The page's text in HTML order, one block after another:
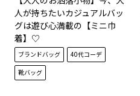
人が持ちたいカジュアルバッ
グは遊び心満載の【ミニ巾
着】♡
ブランドバッグ
40代コーデ
靴バッグ